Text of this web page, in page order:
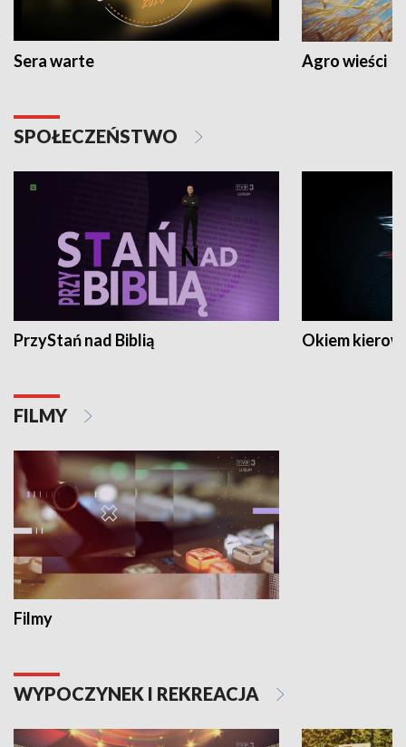
Sera warte Agro wieści
SPOŁECZEŃSTWO
PrzyStań nad Biblią Okiem
FILMY
Filmy
WYPOCZYNEK I REKREACJA